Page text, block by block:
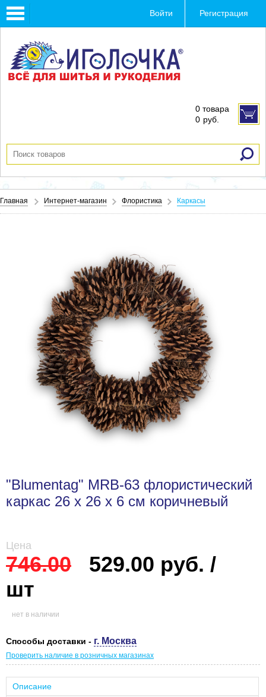
Toggle
navigation
Войти Регистрация
0 товара
0 руб.
Главная Интернет-магазин Флористика Каркасы
"Blumentag" MRB-63 флористический
каркас 26 x 26 x 6 см коричневый
Цена
746.00
529.00 руб. /
шт
нет в наличии
Способы доставки - г. Москва
Проверить наличие в розничных магазинах
Описание